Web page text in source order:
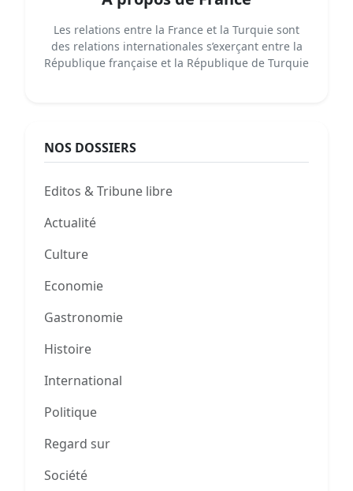
Les relations entre la France et la Turquie sont
des relations internationales s’exerçant entre la
République française et la République de Turquie
NOS DOSSIERS
Editos & Tribune libre
Actualité
Culture
Economie
Gastronomie
Histoire
International
Politique
Regard sur
Société